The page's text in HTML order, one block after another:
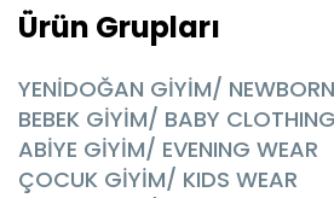
Ürün Grupları
YENİDOĞAN GİYİM/
BEBEK GİYİM/ BABY CLOTHING
ABİYE GİYİM/ EVENING WEAR
ÇOCUK GİYİM/ KIDS WEAR